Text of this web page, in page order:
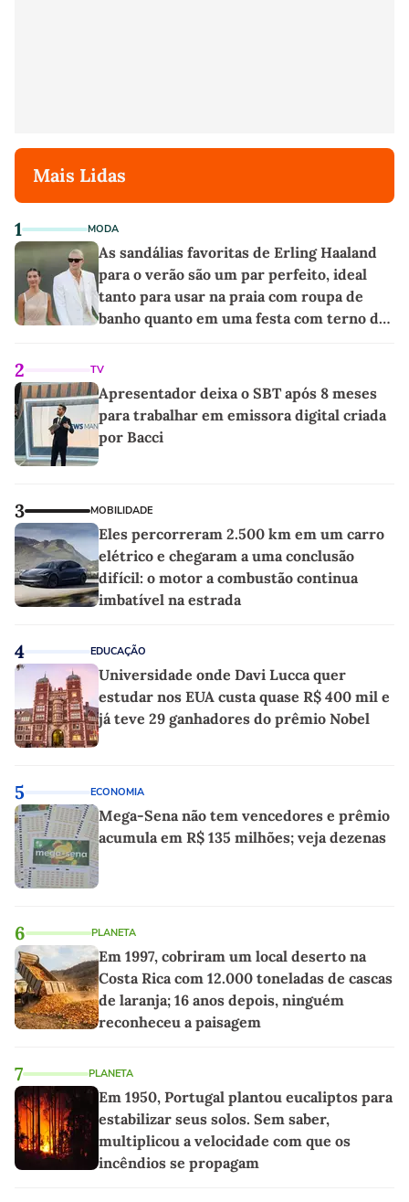
Mais Lidas
1 MODA
As sandálias favoritas de Erling Haaland
para o verão são um par perfeito, ideal
tanto para usar na praia com roupa de
banho quanto em uma festa com terno de
2 TV
Apresentador deixa o SBT após 8 meses
para trabalhar em emissora digital criada
por Bacci
3 MOBILIDADE
Eles percorreram 2.500 km em um carro
elétrico e chegaram a uma conclusão
difícil: o motor a combustão continua
imbatível na estrada
4 EDUCAÇÃO
Universidade onde Davi Lucca quer
estudar nos EUA custa quase R$ 400 mil e
já teve 29 ganhadores do prêmio Nobel
5 ECONOMIA
Mega-Sena não tem vencedores e prêmio
acumula em R$ 135 milhões; veja dezenas
6 PLANETA
Em 1997, cobriram um local deserto na
Costa Rica com 12.000 toneladas de cascas
de laranja; 16 anos depois, ninguém
reconheceu a paisagem
7 PLANETA
Em 1950, Portugal plantou eucaliptos para
estabilizar seus solos. Sem saber,
multiplicou a velocidade com que os
incêndios se propagam